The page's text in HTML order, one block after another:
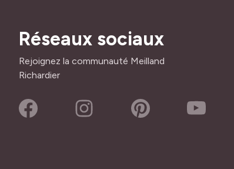
Réseaux sociaux
Rejoignez la communauté Meilland
Richardier